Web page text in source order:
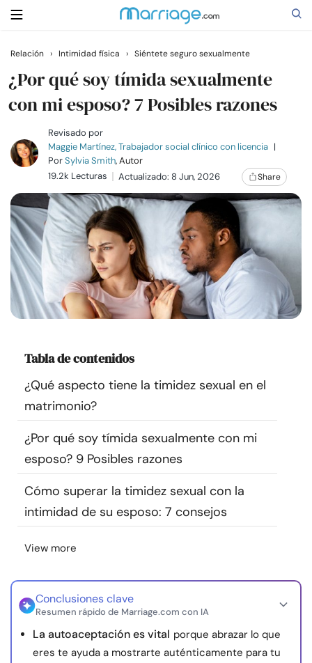
Buscar
Casarse
Relaciones
Familia
Ayuda
Cursos
Comunidad
Encuentra un terapeuta
Idioma
© Copyright 2026. Todos los derechos reservados.
Relación › Intimidad física › Siéntete seguro sexualmente
¿Por qué soy tímida sexualmente
con mi esposo? 7 Posibles razones
Revisado por
Maggie Martínez, Trabajador social clínico con licencia |
PorSylvia Smith, Autor
19.2k Lecturas
Actualizado: 8 Jun, 2026 Share
Tabla de contenidos
¿Qué aspecto tiene la timidez sexual en el
matrimonio?
¿Por qué soy tímida sexualmente con mi
esposo? 9 Posibles razones
Cómo superar la timidez sexual con la
intimidad de su esposo: 7 consejos
View more
Conclusiones clave
Resumen rápido de Marriage.com con IA
La autoaceptación es vital porque abrazar lo que
eres te ayuda a mostrarte auténticamente para tu